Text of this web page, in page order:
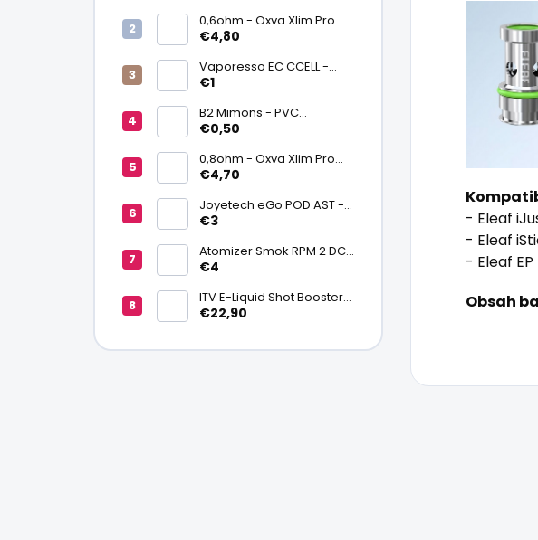
0,6ohm - Oxva Xlim Pro
cartridge V3 Top Fill 2ml
€4,80
Vaporesso EC CCELL -
Keramický atomizér
€1
B2 Mimons - PVC
zmršťovacia fólia na
€0,50
0,8ohm - Oxva Xlim Pro
cartridge V3 Top Fill 2ml
€4,70
Joyetech eGo POD AST -
náhradná pod cartridge
€3
Atomizer Smok RPM 2 DC
0,6ohm MTL
€4
ITV E-Liquid Shot Booster
NICSALT 50PG/50VG 20
€22,90
- Eleaf
- Eleaf
- Eleaf
Obsah